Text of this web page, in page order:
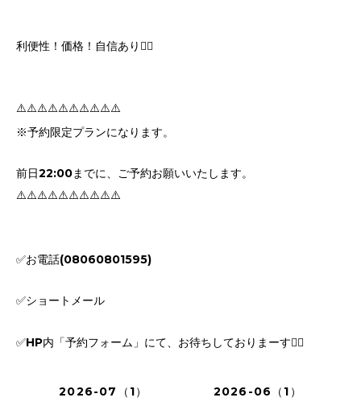
利便性！価格！自信あり🙆‍♀️
⚠️⚠️⚠️⚠️⚠️⚠️⚠️⚠️⚠️⚠️
※予約限定プランになります。
前日22:00までに、ご予約お願いいたします。
⚠️⚠️⚠️⚠️⚠️⚠️⚠️⚠️⚠️⚠️
✅お電話(08060801595)
✅ショートメール
✅HP内「予約フォーム」にて、お待ちしておりまーす🙋‍♀️
2026-07（1）
2026-06（1）